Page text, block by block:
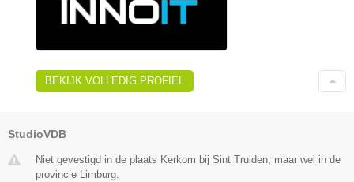
BEKIJK VOLLEDIG PROFIEL
StudioVDB
Niet gevestigd in de plaats Kerkom bij Sint Truiden, maar wel in de
provincie Limburg.